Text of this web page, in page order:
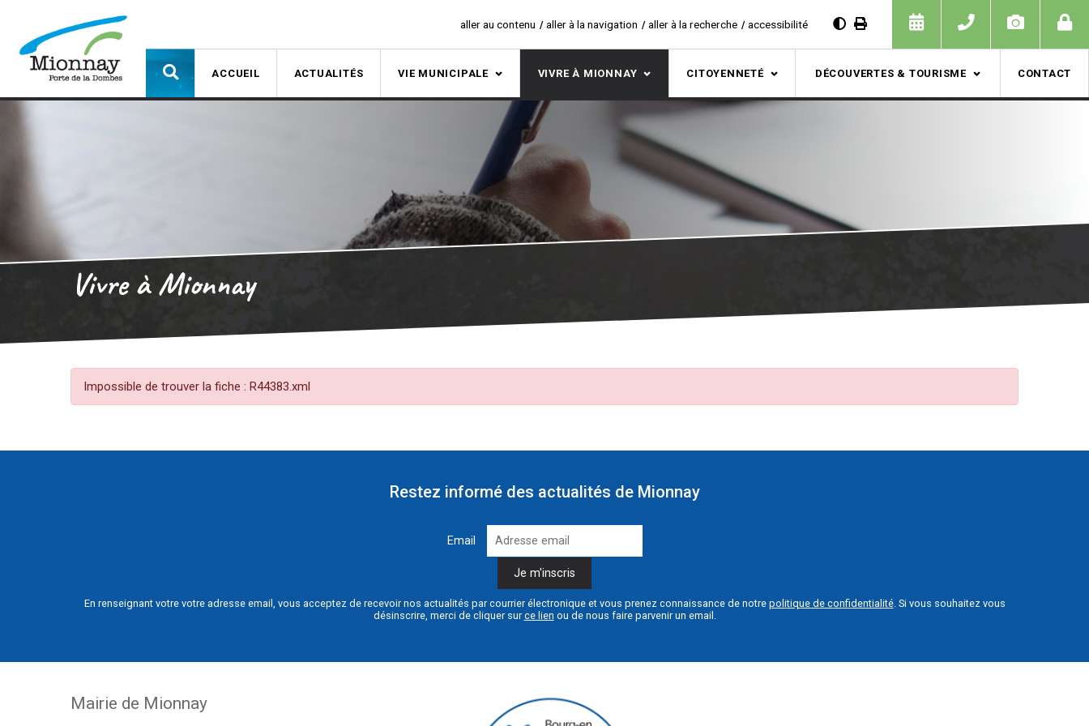
aller au contenu aller à la navigation aller à la recherche accessibilité
ACCUEIL ACTUALITÉS VIE MUNICIPALE VIVRE À MIONNAY CITOYENNETÉ DÉCOUVERTES & TOURISME CONTACT
Vivre à Mionnay
Impossible de trouver la fiche : R44383.xml
Restez informé des actualités de Mionnay
Email
En renseignant votre votre adresse email, vous acceptez de recevoir nos actualités par courrier électronique et vous prenez connaissance de notre politique de confidentialité. Si vous souhaitez vous
désinscrire, merci de cliquer surce lien ou de nous faire parvenir un email.
Mairie de Mionnay